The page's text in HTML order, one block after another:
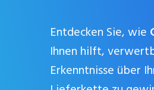
Entdecken Sie, wie
Ihnen hilft,
Erkenntnisse über